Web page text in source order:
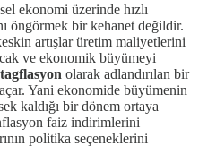
ekonomi üzerinde hızlı
öngörmek bir kehanet değildir.
artışlar üretim maliyetlerini
ve ekonomik büyümeyi
olarak adlandırılan bir
Yani ekonomide büyümenin
kaldığı bir dönem ortaya
faiz indirimlerini
politika seçeneklerini